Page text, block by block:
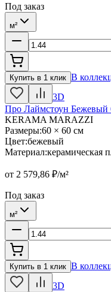
Под заказ
м²
Купить в 1 клик В
3D
Про Лаймстоун Бежевый
KERAMA MARAZZI
Размеры:60 × 60 см
Цвет:бежевый
Материал:керамическая
от 2 579,86 ₽/м²
Под заказ
м²
Купить в 1 клик В
3D